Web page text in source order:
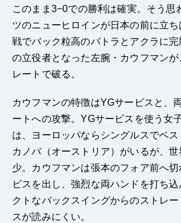
このまま3−0での勝利は確実。そう思
ツのニューヒロインが日本の前に立
戦でバック粒高のバトラとアクラに
の立役者となった左腕・カウフマンが
レートで破る。
カウフマンの特徴はYGサービスと、
ートへの攻撃。YGサービスを使う女
は、ヨーロッパならシングルスでベ
カノバ（オーストリア）がいるが、
少。カウフマンは張本のフォア前へ
ビスを出し、強烈な両ハンドを打ち
クトなバックスイングからのストレ
スが読みにくい。